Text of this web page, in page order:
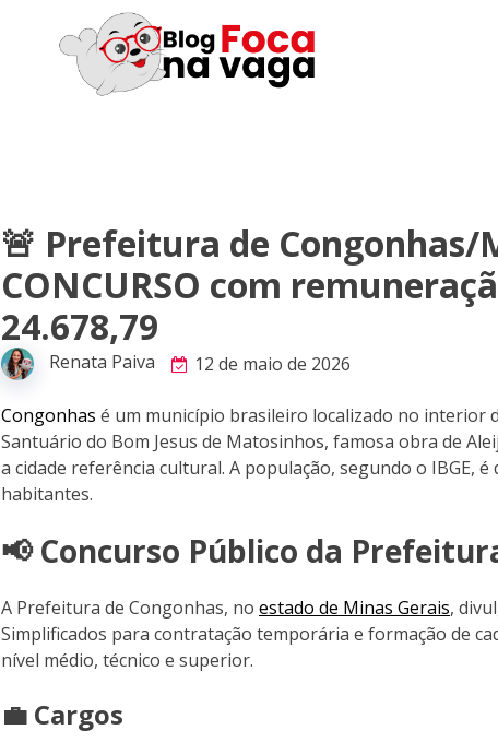
🚨 Prefeitura de Congonhas/
CONCURSO com
24.678,79
Renata Paiva 12 de maio de 2026
Congonhas é um município brasileiro localizado no interior
Santuário do Bom Jesus de Matosinhos, famosa obra de
a cidade referência cultural. A população, segundo o IBGE,
habitantes.
📢 Concurso Público da
A Prefeitura de Congonhas, no estado de Minas Gerais,
Simplificados para contratação temporária e formação de
nível médio, técnico e superior.
💼 Cargos